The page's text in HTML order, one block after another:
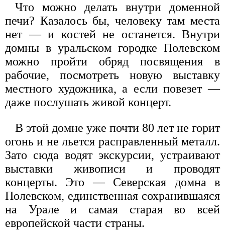
Что можно делать внутри доменной
печи? Казалось бы, человеку там места
нет — и костей не останется. Внутри
домны в уральском городке Полевском
можно пройти обряд посвящения в
рабочие, посмотреть новую выставку
местного художника, а если повезет —
даже послушать живой концерт.
В этой домне уже почти 80 лет не горит
огонь и не льется расправленный металл.
Зато сюда водят экскурсии, устраивают
выставки живописи и проводят
концерты. Это — Северская домна в
Полевском, единственная сохранившаяся
на Урале и самая старая во всей
европейской части страны.